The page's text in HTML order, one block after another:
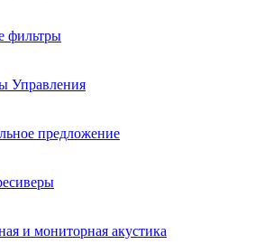
фильтры
Управления
предложение
и мониторная акустика